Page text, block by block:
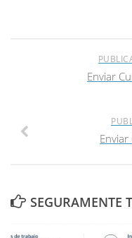
Enviar
SEGURAMENTE